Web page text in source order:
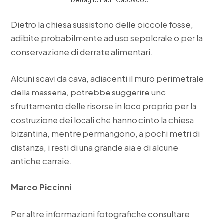
Dietro la chiesa sussistono delle piccole fosse,
adibite probabilmente ad uso sepolcrale o per la
conservazione di derrate alimentari.
Alcuni scavi da cava, adiacenti il muro perimetrale
della masseria, potrebbe suggerire uno
sfruttamento delle risorse in loco proprio per la
costruzione dei locali che hanno cinto la chiesa
bizantina, mentre permangono, a pochi metri di
distanza, i resti di una grande aia e di alcune
antiche carraie.
Marco Piccinni
Per altre informazioni fotografiche consultare